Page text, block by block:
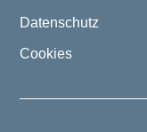
Datenschutz
Cookies